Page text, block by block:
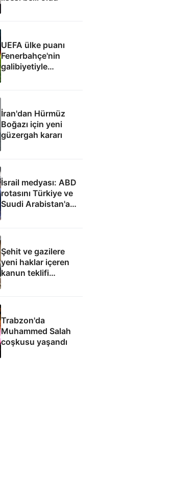
UEFA ülke puanı
Fenerbahçe'nin
galibiyetiyle
güncellendi
İran'dan Hürmüz
Boğazı için yeni
güzergah kararı
İsrail medyası: ABD
rotasını Türkiye ve
Suudi Arabistan'a
çevirdi
Şehit ve gazilere
yeni haklar içeren
kanun teklifi
komisyondan geçti
Trabzon'da
Muhammed Salah
coşkusu yaşandı